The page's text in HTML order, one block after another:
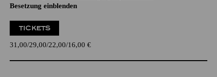
Besetzung einblenden
TICKETS
31,00 29,00 22,00 16,00 €